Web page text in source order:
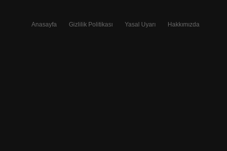
Anasayfa Gizlilik Politikası Yasal Uyarı Hakkımızda